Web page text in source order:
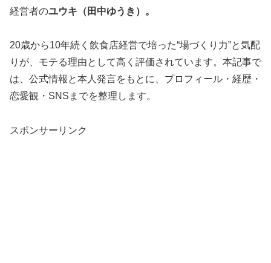
経営者のユウキ（田中ゆうき）。
20歳から10年続く飲食店経営で培った“場づくり力”と気配
りが、モテる理由として高く評価されています。本記事で
は、公式情報と本人発言をもとに、プロフィール・経歴・
恋愛観・SNSまでを整理します。
スポンサーリンク